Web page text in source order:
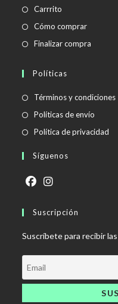
Carrrito
Cómo comprar
Finalizar compra
Políticas
Términos y condiciones
Políticas de envío
abre
Política de privacidad
Síguenos
abre
nueva
pestaña
abre
nueva
pestaña
Suscripción
Suscríbete para recibir